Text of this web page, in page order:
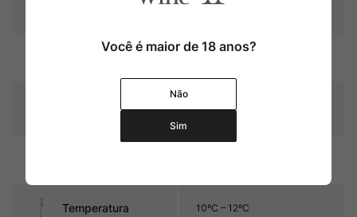
Amarelo palha com reflexos
12,5%
Temperatura 10ºC – 12ºC
Você é maior de 18 anos?
Não
Sim